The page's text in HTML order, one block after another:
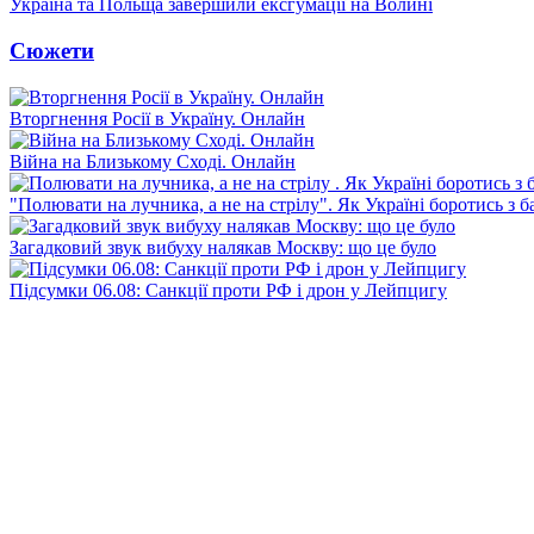
Україна та Польща завершили ексгумації на Волині
Сюжети
Вторгнення Росії в Україну. Онлайн
Війна на Близькому Сході. Онлайн
"Полювати на лучника, а не на стрілу". Як Україні боротись з
Загадковий звук вибуху налякав Москву: що це було
Підсумки 06.08: Санкції проти РФ і дрон у Лейпцигу